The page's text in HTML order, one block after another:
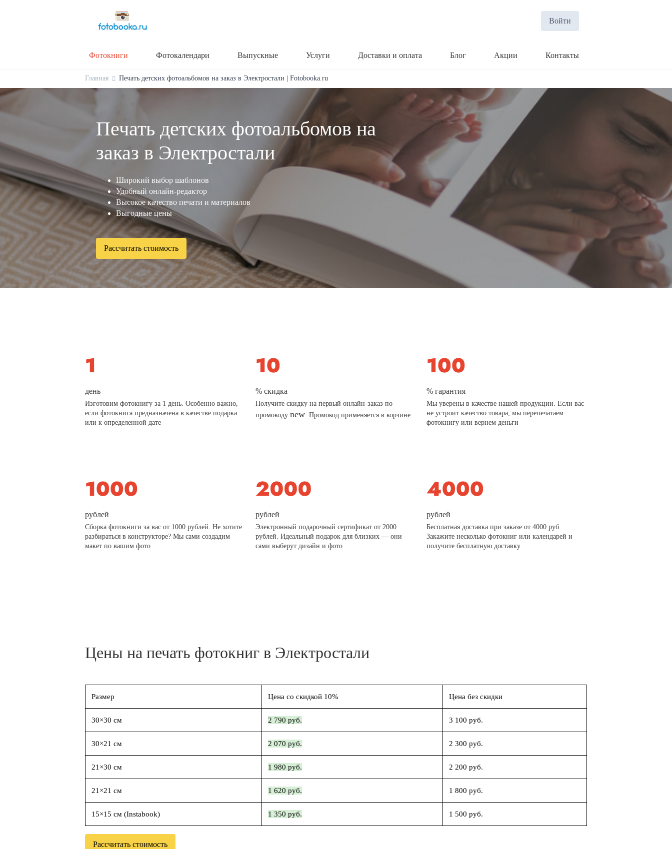
Войти
Фотокниги Фотокалендари Выпускные Услуги Доставки и оплата Блог Акции Контакты
Главная Печать детских фотоальбомов на заказ в Электростали | Fotobooka.ru
Печать детских фотоальбомов на
заказ в Электростали
Широкий выбор шаблонов
Удобный онлайн-редактор
Высокое качество печати и материалов
Выгодные цены
Рассчитать стоимость
день
Изготовим фотокнигу за 1 день. Особенно важно,
если фотокнига предназначена в качестве подарка
или к определенной дате
% скидка
Получите скидку на первый онлайн-заказ по
промокодуnew . Промокод применяется в корзине
% гарантия
Мы уверены в качестве нашей продукции. Если вас
не устроит качество товара, мы перепечатаем
фотокнигу или вернем деньги
рублей
Сборка фотокниги за вас от 1000 рублей. Не хотите
разбираться в конструкторе? Мы сами создадим
макет по вашим фото
рублей
Электронный подарочный сертификат от 2000
рублей. Идеальный подарок для близких — они
сами выберут дизайн и фото
рублей
Бесплатная доставка при заказе от 4000 руб.
Закажите несколько фотокниг или календарей и
получите бесплатную доставку
Цены на печать фотокниг в Электростали
Размер Цена со скидкой 10% Цена без скидки
30×30 см 2 790 руб. 3 100 руб.
30×21 см 2 070 руб. 2 300 руб.
21×30 см 1 980 руб. 2 200 руб.
21×21 см 1 620 руб. 1 800 руб.
15×15 см (Instabook) 1 350 руб. 1 500 руб.
Рассчитать стоимость